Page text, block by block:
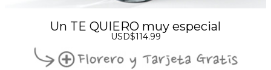
Un TE QUIERO muy especial
USD$114.99